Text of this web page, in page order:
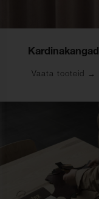
Kardinakangad
Vaata tooteid